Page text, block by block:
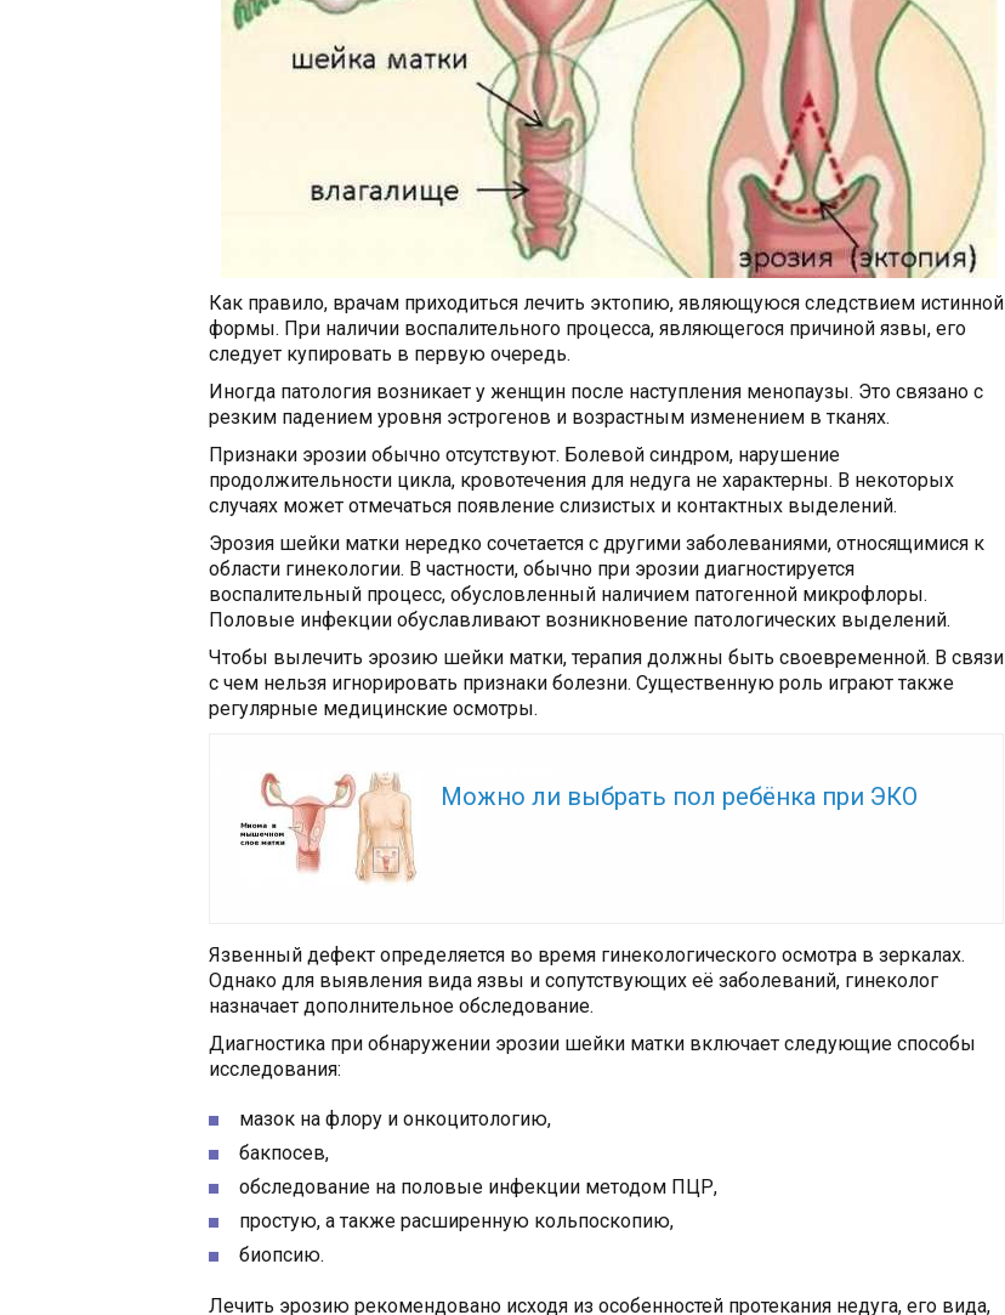
Как правило, врачам приходиться лечить эктопию, являющуюся следствием истинной
формы. При наличии воспалительного процесса, являющегося причиной язвы, его
следует купировать в первую очередь.
Иногда патология возникает у женщин после наступления менопаузы. Это связано с
резким падением уровня эстрогенов и возрастным изменением в тканях.
Признаки эрозии обычно отсутствуют. Болевой синдром, нарушение
продолжительности цикла, кровотечения для недуга не характерны. В некоторых
случаях может отмечаться появление слизистых и контактных выделений.
Эрозия шейки матки нередко сочетается с другими заболеваниями, относящимися к
области гинекологии. В частности, обычно при эрозии диагностируется
воспалительный процесс, обусловленный наличием патогенной микрофлоры.
Половые инфекции обуславливают возникновение патологических выделений.
Чтобы вылечить эрозию шейки матки, терапия должны быть своевременной. В связи
с чем нельзя игнорировать признаки болезни. Существенную роль играют также
регулярные медицинские осмотры.
Можно ли выбрать пол ребёнка при ЭКО
Язвенный дефект определяется во время гинекологического осмотра в зеркалах.
Однако для выявления вида язвы и сопутствующих её заболеваний, гинеколог
назначает дополнительное обследование.
Диагностика при обнаружении эрозии шейки матки включает следующие способы
исследования:
мазок на флору и онкоцитологию,
бакпосев,
обследование на половые инфекции методом ПЦР,
простую, а также расширенную кольпоскопию,
биопсию.
Лечить эрозию рекомендовано исходя из особенностей протекания недуга, его вида,